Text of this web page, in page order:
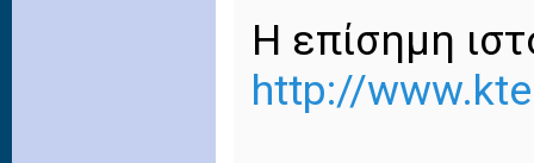
Η επίσημη
http://